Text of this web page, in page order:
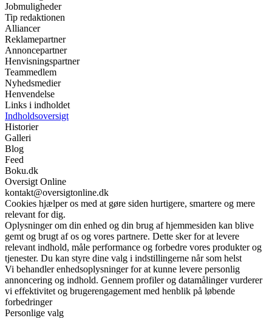
Jobmuligheder
Tip redaktionen
Alliancer
Reklamepartner
Annoncepartner
Henvisningspartner
Teammedlem
Nyhedsmedier
Henvendelse
Links i indholdet
Indholdsoversigt
Historier
Galleri
Blog
Feed
Boku.dk
Oversigt Online
kontakt@oversigtonline.dk
Cookies hjælper os med at gøre siden hurtigere, smartere og mere
relevant for dig.
Oplysninger om din enhed og din brug af hjemmesiden kan blive
gemt og brugt af os og vores partnere. Dette sker for at levere
relevant indhold, måle performance og forbedre vores produkter og
tjenester. Du kan styre dine valg i indstillingerne når som helst
Vi behandler enhedsoplysninger for at kunne levere personlig
annoncering og indhold. Gennem profiler og datamålinger vurderer
vi effektivitet og brugerengagement med henblik på løbende
forbedringer
Personlige valg